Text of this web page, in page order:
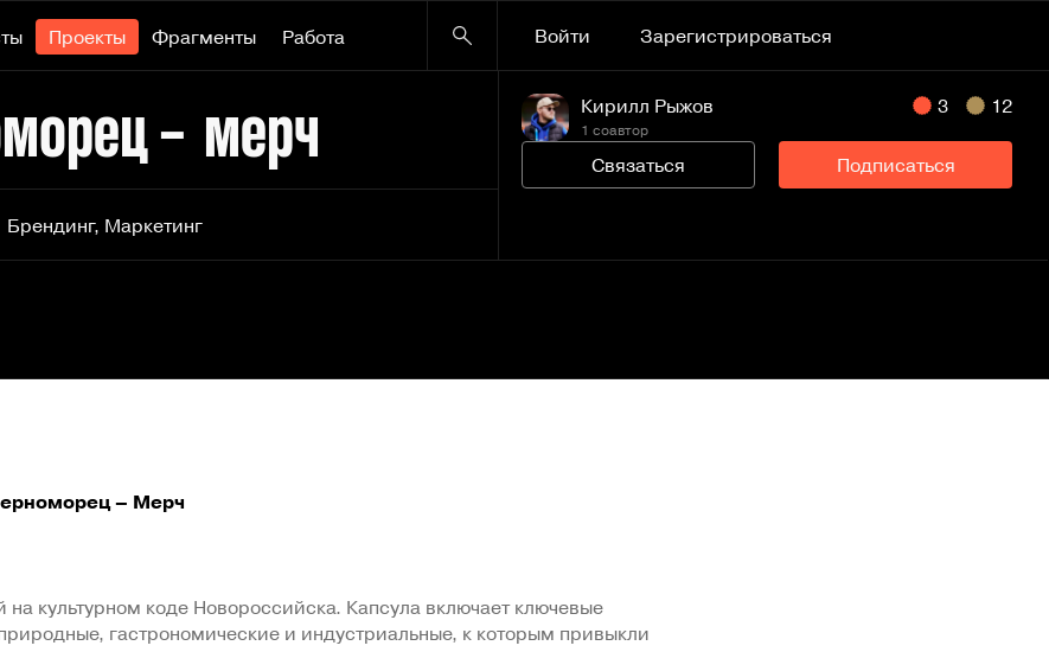
Проекты Фрагменты Работа Войти Зарегистрироваться
– мерч
Брендинг, Маркетинг
Кирилл Рыжов
1 соавтор
3 12
Связаться Подписаться
– Мерч
на культурном коде Новороссийска. Капсула включает ключевые
гастрономические и индустриальные, к которым привыкли